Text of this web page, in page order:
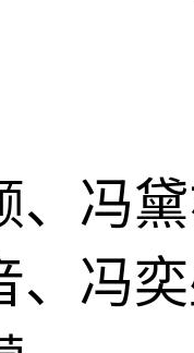
、冯黛
、冯奕